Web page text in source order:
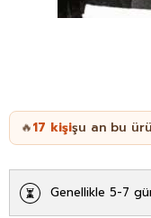
🔥17 kişişu an bu
Genellikle 5-7